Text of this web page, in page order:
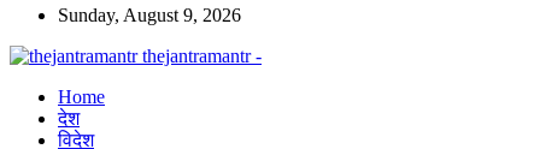
Sunday, August 9, 2026
thejantramantr -
Home
देश
विदेश